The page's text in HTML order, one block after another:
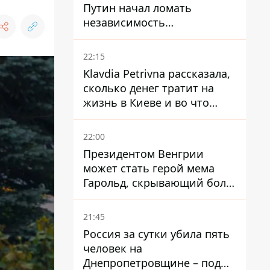
Путин начал ломать
независимость
собственного Центробанка,
заставив снизить базовую
ставку
22:15
Klavdia Petrivna рассказала,
сколько денег тратит на
жизнь в Киеве и во что
вкладывает миллионы
22:00
Президентом Венгрии
может стать герой мема
Гарольд, скрывающий боль
– он возглавил народное
голосование
21:45
Россия за сутки убила пять
человек на
Днепропетровщине – под